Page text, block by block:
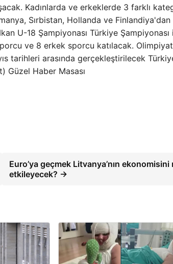
Kadınlarda ve erkeklerde 3 farklı
Sırbistan, Hollanda ve
U-18 Şampiyonası Türkiye Şampiyonası
ve 8 erkek sporcu katılacak. Olimpiyat
tarihleri ​​arasında gerçekleştirilecek
Güzel Haber Masası
Euro’ya geçmek Litvanya’nın ekonomisini
etkileyecek? →